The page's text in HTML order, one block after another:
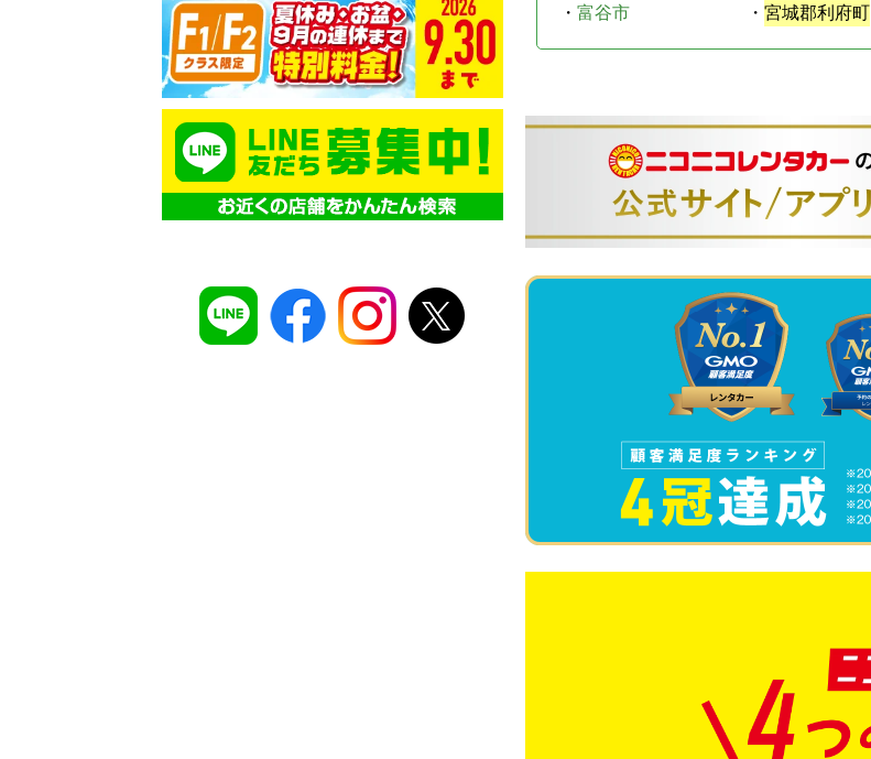
・ 富谷市 ・ 宮城郡利府町